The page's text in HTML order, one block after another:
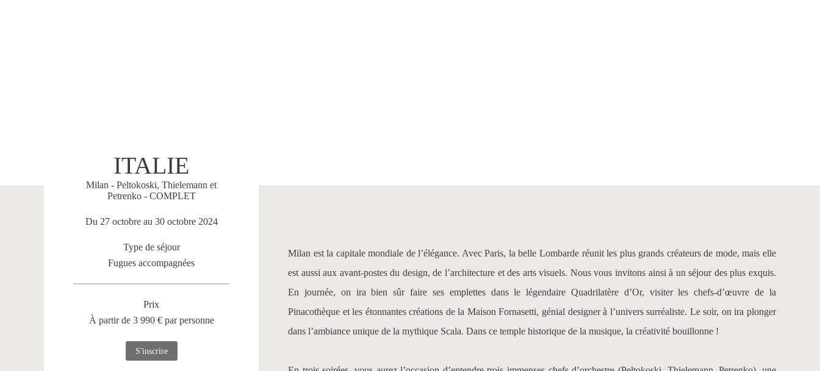
ITALIE
Milan - Peltokoski, Thielemann et
Petrenko - COMPLET
Du 27 octobre au 30 octobre 2024
Type de séjour
Fugues accompagnées
Prix
À partir de 3 990 € par personne
S'inscrire
Milan est la capitale mondiale de l’élégance. Avec Paris, la belle Lombarde réunit les plus grands créateurs de mode, mais elle
est aussi aux avant-postes du design, de l’architecture et des arts visuels. Nous vous invitons ainsi à un séjour des plus exquis.
En journée, on ira bien sûr faire ses emplettes dans le légendaire Quadrilatère d’Or, visiter les chefs-d’œuvre de la
Pinacothèque et les étonnantes créations de la Maison Fornasetti, génial designer à l’univers surréaliste. Le soir, on ira plonger
dans l’ambiance unique de la mythique Scala. Dans ce temple historique de la musique, la créativité bouillonne !